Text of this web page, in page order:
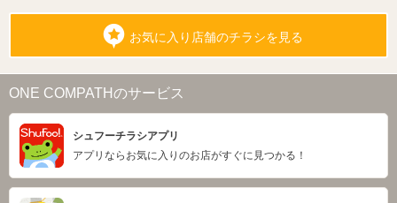
お気に入り店舗のチラシを見る
ONE COMPATHのサービス
シュフーチラシアプリ
アプリならお気に入りのお店がすぐに見つかる！